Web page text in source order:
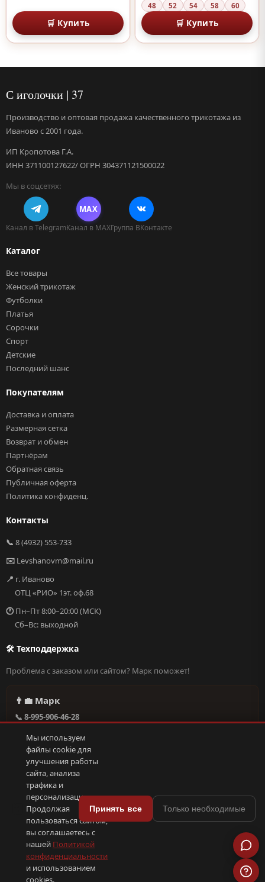
🛒 Купить
48 52 54 58 60
🛒 Купить
С иголочки | 37
Производство и оптовая продажа качественного трикотажа из
Иваново с 2001 года.
ИП Кропотова Г.А.
ИНН 371100127622/ ОГРН 304371121500022
Мы в соцсетях:
Канал в Telegram
MAX
Канал в MAXГруппа ВКонтакте
Каталог
Все товары
Женский трикотаж
Футболки
Платья
Сорочки
Спорт
Детские
Последний шанс
Покупателям
Доставка и оплата
Размерная сетка
Возврат и обмен
Партнёрам
Обратная связь
Публичная оферта
Политика конфиденц.
Контакты
📞 8 (4932) 553-733
✉️ Levshanovm@mail.ru
📍 г. Иваново
ОТЦ «РИО» 1эт. оф.68
🕐Пн–Пт 8:00–20:00 (МСК)
Сб–Вс: выходной
🛠 Техподдержка
Проблема с заказом или сайтом? Марк поможет!
👨‍💼 Марк
📞 8-995-906-46-28
🕐 Круглосуточно, без выходных
Написать в поддержку →
© 2026 С иголочки | 37. Все права защищены.
🛠 Поддержка·Оферта· 📦 YML-фид
Сделано в .su
Мы используем
файлы cookie для
улучшения работы
сайта, анализа
трафика и
персонализации.
Продолжая
пользоваться сайтом,
вы соглашаетесь с
нашей Политикой
конфиденциальности
и использованием
cookies.
Принять все Только необходимые